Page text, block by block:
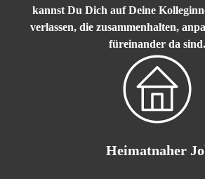
kannst Du Dich auf Deine
verlassen, die zusammenhalten,
füreinander da sind.
Heimatnaher